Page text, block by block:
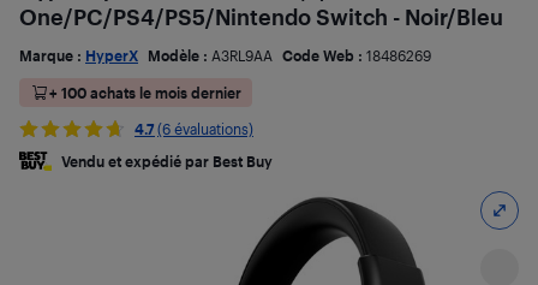
One/PC/PS4/PS5/Nintendo Switch - Noir/Bleu
Marque : HyperX Modèle : A3RL9AA Code Web : 18486269
+ 100 achats le mois dernier
4.7 (6 évaluations)
Vendu et expédié par Best Buy